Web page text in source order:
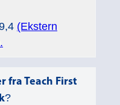
(Ekstern
fra Teach First
?